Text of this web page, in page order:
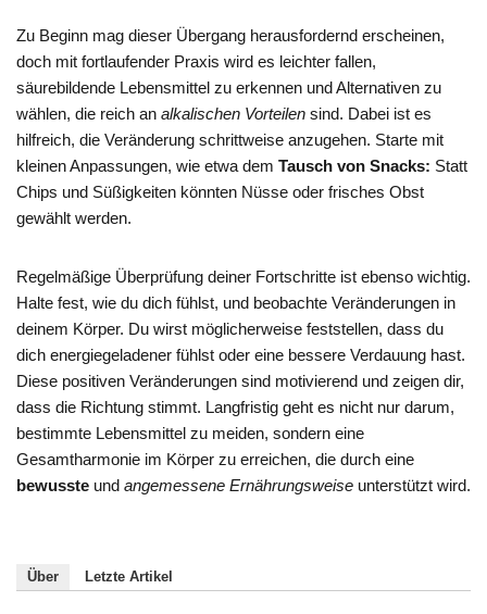
Zu Beginn mag dieser Übergang herausfordernd erscheinen,
doch mit fortlaufender Praxis wird es leichter fallen,
säurebildende Lebensmittel zu erkennen und Alternativen zu
wählen, die reich an alkalischen Vorteilen sind. Dabei ist es
hilfreich, die Veränderung schrittweise anzugehen. Starte mit
kleinen Anpassungen, wie etwa dem Tausch von Snacks: Statt
Chips und Süßigkeiten könnten Nüsse oder frisches Obst
gewählt werden.
Regelmäßige Überprüfung deiner Fortschritte ist ebenso wichtig.
Halte fest, wie du dich fühlst, und beobachte Veränderungen in
deinem Körper. Du wirst möglicherweise feststellen, dass du
dich energiegeladener fühlst oder eine bessere Verdauung hast.
Diese positiven Veränderungen sind motivierend und zeigen dir,
dass die Richtung stimmt. Langfristig geht es nicht nur darum,
bestimmte Lebensmittel zu meiden, sondern eine
Gesamtharmonie im Körper zu erreichen, die durch eine
bewusste und ange­messene Ernährungsweise unterstützt wird.
Über Letzte Artikel